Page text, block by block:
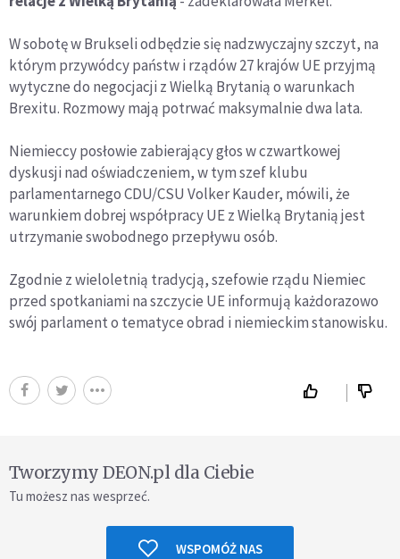
W sobotę w Brukseli odbędzie się nadzwyczajny szczyt, na
którym przywódcy państw i rządów 27 krajów UE przyjmą
wytyczne do negocjacji z Wielką Brytanią o warunkach
Brexitu. Rozmowy mają potrwać maksymalnie dwa lata.
Niemieccy posłowie zabierający głos w czwartkowej
dyskusji nad oświadczeniem, w tym szef klubu
parlamentarnego CDU/CSU Volker Kauder, mówili, że
warunkiem dobrej współpracy UE z Wielką Brytanią jest
utrzymanie swobodnego przepływu osób.
Zgodnie z wieloletnią tradycją, szefowie rządu Niemiec
przed spotkaniami na szczycie UE informują każdorazowo
swój parlament o tematyce obrad i niemieckim stanowisku.
Tworzymy DEON.pl dla Ciebie
Tu możesz nas wesprzeć.
WSPOMÓŻ NAS